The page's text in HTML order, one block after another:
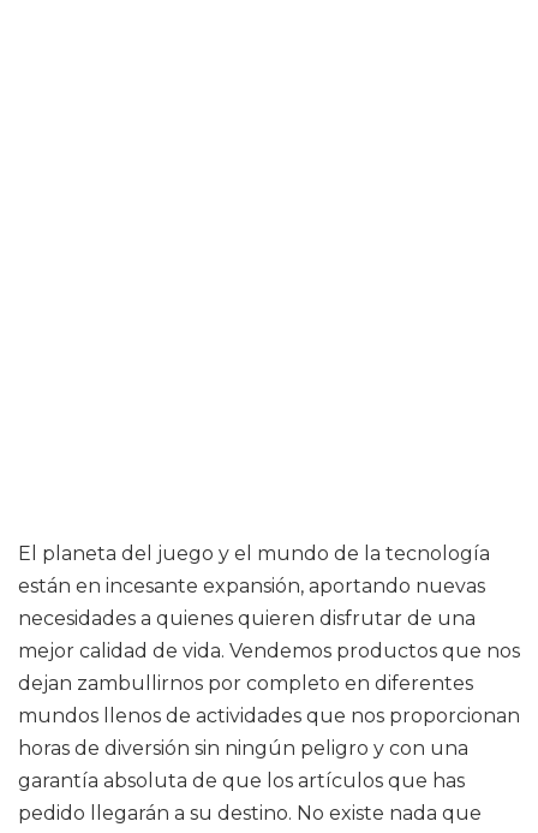
El planeta del juego y el mundo de la tecnología
están en incesante expansión, aportando nuevas
necesidades a quienes quieren disfrutar de una
mejor calidad de vida. Vendemos productos que nos
dejan zambullirnos por completo en diferentes
mundos llenos de actividades que nos proporcionan
horas de diversión sin ningún peligro y con una
garantía absoluta de que los artículos que has
pedido llegarán a su destino. No existe nada que